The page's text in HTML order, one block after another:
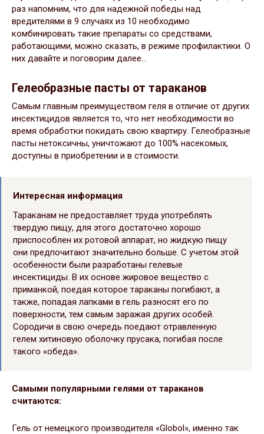
раз напомним, что для надежной победы над
вредителями в 9 случаях из 10 необходимо
комбинировать такие препараты со средствами,
работающими, можно сказать, в режиме профилактики. О
них давайте и поговорим далее…
Гелеобразные пасты от тараканов
Самым главным преимуществом геля в отличие от других
инсектицидов является то, что нет необходимости во
время обработки покидать свою квартиру. Гелеобразные
пасты нетоксичны, уничтожают до 100% насекомых,
доступны в приобретении и в стоимости.
Интересная информация
Тараканам не предоставляет труда употреблять
твердую пищу, для этого достаточно хорошо
приспособлен их ротовой аппарат, но жидкую пищу
они предпочитают значительно больше. С учетом этой
особенности были разработаны гелевые
инсектициды. В их основе жировое вещество с
приманкой, поедая которое тараканы погибают, а
также, попадая лапками в гель разносят его по
поверхности, тем самым заражая других особей.
Сородичи в свою очередь поедают отравленную
гелем хитиновую оболочку прусака, погибая после
такого «обеда».
Самыми популярными гелями от тараканов
считаются:
Гель от немецкого производителя «Globol», именно так